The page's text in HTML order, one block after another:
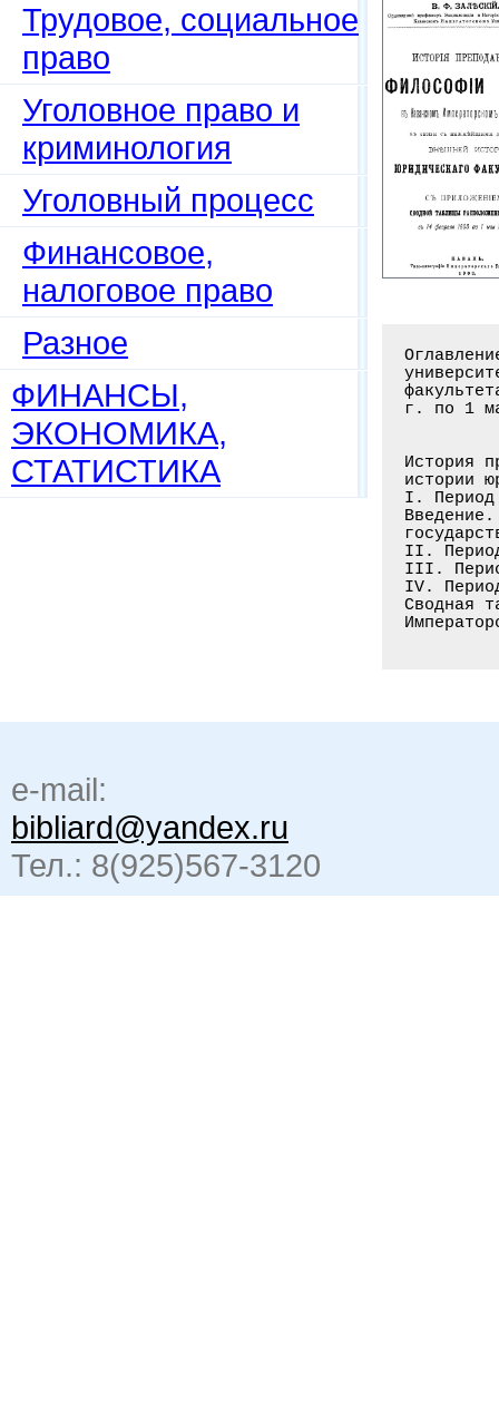
Трудовое, социальное
право
Уголовное право и
криминология
Уголовный процесс
Финансовое,
налоговое право
Разное
ФИНАНСЫ,
ЭКОНОМИКА,
СТАТИСТИКА
г. по 1
История
I.
II.
III.
IV.
Сводная
e-mail:
bibliard@yandex.ru
Тел.: 8(925)567-3120